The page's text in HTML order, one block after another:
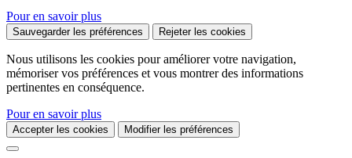
Pour en savoir plus
Sauvegarder les préférences Rejeter les cookies
Nous utilisons les cookies pour améliorer votre navigation,
mémoriser vos préférences et vous montrer des informations
pertinentes en conséquence.
Pour en savoir plus
Accepter les cookies Modifier les préférences